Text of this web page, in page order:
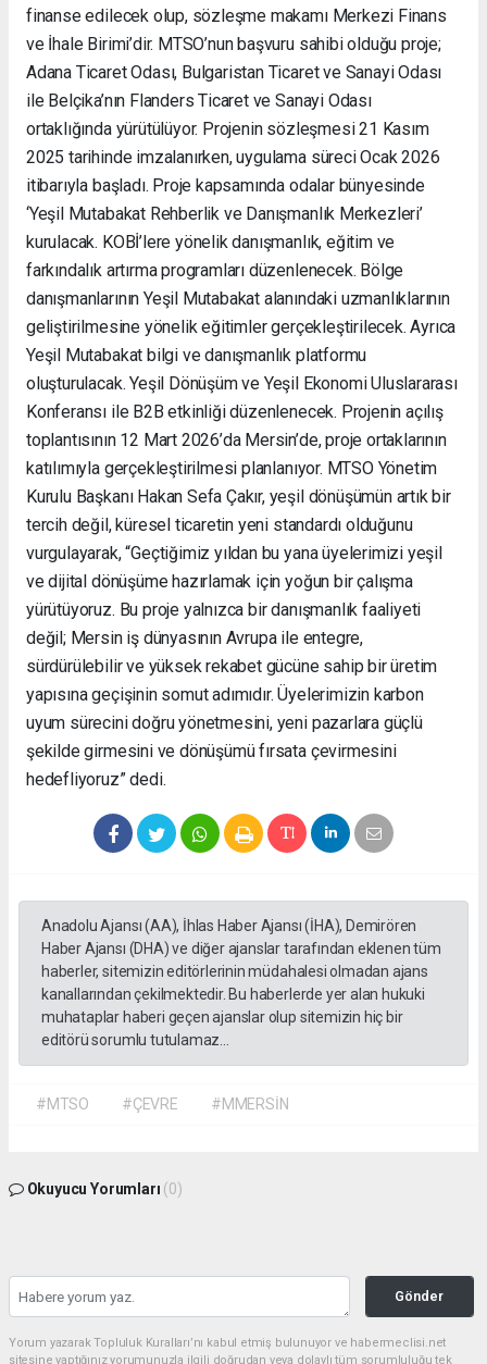
finanse edilecek olup, sözleşme makamı Merkezi Finans
ve İhale Birimi’dir. MTSO’nun başvuru sahibi olduğu proje;
Adana Ticaret Odası, Bulgaristan Ticaret ve Sanayi Odası
ile Belçika’nın Flanders Ticaret ve Sanayi Odası
ortaklığında yürütülüyor. Projenin sözleşmesi 21 Kasım
2025 tarihinde imzalanırken, uygulama süreci Ocak 2026
itibarıyla başladı. Proje kapsamında odalar bünyesinde
‘Yeşil Mutabakat Rehberlik ve Danışmanlık Merkezleri’
kurulacak. KOBİ’lere yönelik danışmanlık, eğitim ve
farkındalık artırma programları düzenlenecek. Bölge
danışmanlarının Yeşil Mutabakat alanındaki uzmanlıklarının
geliştirilmesine yönelik eğitimler gerçekleştirilecek. Ayrıca
Yeşil Mutabakat bilgi ve danışmanlık platformu
oluşturulacak. Yeşil Dönüşüm ve Yeşil Ekonomi Uluslararası
Konferansı ile B2B etkinliği düzenlenecek. Projenin açılış
toplantısının 12 Mart 2026’da Mersin’de, proje ortaklarının
katılımıyla gerçekleştirilmesi planlanıyor. MTSO Yönetim
Kurulu Başkanı Hakan Sefa Çakır, yeşil dönüşümün artık bir
tercih değil, küresel ticaretin yeni standardı olduğunu
vurgulayarak, “Geçtiğimiz yıldan bu yana üyelerimizi yeşil
ve dijital dönüşüme hazırlamak için yoğun bir çalışma
yürütüyoruz. Bu proje yalnızca bir danışmanlık faaliyeti
değil; Mersin iş dünyasının Avrupa ile entegre,
sürdürülebilir ve yüksek rekabet gücüne sahip bir üretim
yapısına geçişinin somut adımıdır. Üyelerimizin karbon
uyum sürecini doğru yönetmesini, yeni pazarlara güçlü
şekilde girmesini ve dönüşümü fırsata çevirmesini
hedefliyoruz” dedi.
Anadolu Ajansı (AA), İhlas Haber Ajansı (İHA), Demirören
Haber Ajansı (DHA) ve diğer ajanslar tarafından eklenen tüm
haberler, sitemizin editörlerinin müdahalesi olmadan ajans
kanallarından çekilmektedir. Bu haberlerde yer alan hukuki
muhataplar haberi geçen ajanslar olup sitemizin hiç bir
editörü sorumlu tutulamaz...
#MTSO #ÇEVRE #MMERSİN
Okuyucu Yorumları (0)
Gönder
Yorum yazarak Topluluk Kuralları’nı kabul etmiş bulunuyor ve habermeclisi.net
sitesine yaptığınız yorumunuzla ilgili doğrudan veya dolaylı tüm sorumluluğu tek